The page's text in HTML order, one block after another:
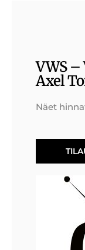
VWS –
Axel
Näet